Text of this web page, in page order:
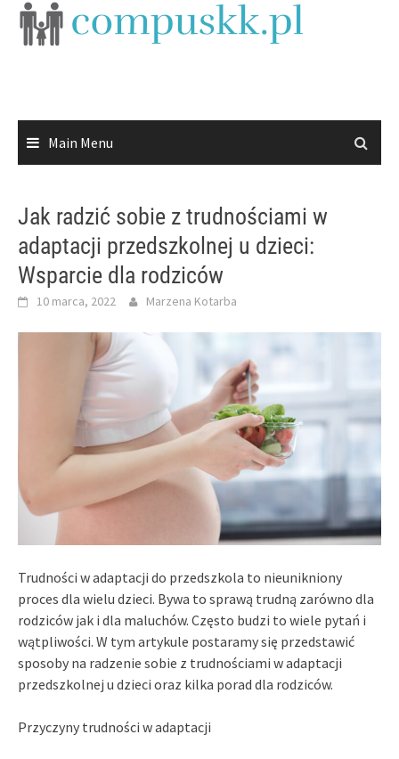
Skip
Main Menu
Jak radzić sobie z trudnościami w
adaptacji przedszkolnej u dzieci:
Wsparcie dla rodziców
10 marca, 2022 Marzena Kotarba
Trudności w adaptacji do przedszkola to nieunikniony
proces dla wielu dzieci. Bywa to sprawą trudną zarówno dla
rodziców jak i dla maluchów. Często budzi to wiele pytań i
wątpliwości. W tym artykule postaramy się przedstawić
sposoby na radzenie sobie z trudnościami w adaptacji
przedszkolnej u dzieci oraz kilka porad dla rodziców.
Przyczyny trudności w adaptacji